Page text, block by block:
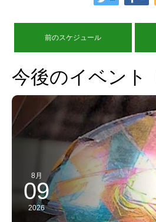
前のスケジュール
今後のイベント
8月
09
2026